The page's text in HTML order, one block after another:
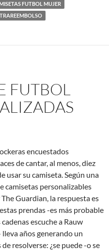
FUTBOL MUJER
FUTBOL
encuestados
de cantar, al menos, diez
usar su camiseta. Según una
camisetas personalizables
Guardian, la respuesta es
prendas -es más probable
escuche a Rauw
años generando un
resolverse: ¿se puede -o se